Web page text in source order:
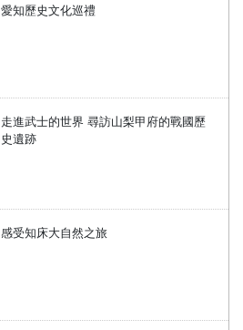
愛知歷史文化巡禮
走進武士的世界 尋訪山梨甲府的戰國歷
史遺跡
感受知床大自然之旅